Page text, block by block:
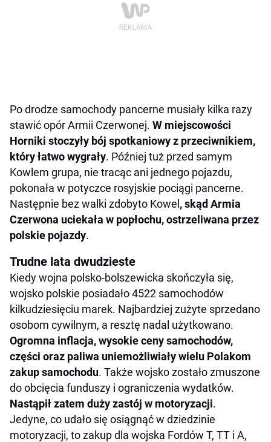
Po drodze samochody pancerne musiały kilka razy
stawić opór Armii Czerwonej. W miejscowości
Horniki stoczyły bój spotkaniowy z przeciwnikiem,
który łatwo wygrały. Później tuż przed samym
Kowlem grupa, nie tracąc ani jednego pojazdu,
pokonała w potyczce rosyjskie pociągi pancerne.
Następnie bez walki zdobyto Kowel, skąd Armia
Czerwona uciekała w popłochu, ostrzeliwana przez
polskie pojazdy.
Trudne lata dwudzieste
Kiedy wojna polsko-bolszewicka skończyła się,
wojsko polskie posiadało 4522 samochodów
kilkudziesięciu marek. Najbardziej zużyte sprzedano
osobom cywilnym, a resztę nadal użytkowano.
Ogromna inflacja, wysokie ceny samochodów,
części oraz paliwa uniemożliwiały wielu Polakom
zakup samochodu. Także wojsko zostało zmuszone
do obcięcia funduszy i ograniczenia wydatków.
Nastąpił zatem duży zastój w motoryzacji.
Jedyne, co udało się osiągnąć w dziedzinie
motoryzacji, to zakup dla wojska Fordów T, TT i A,